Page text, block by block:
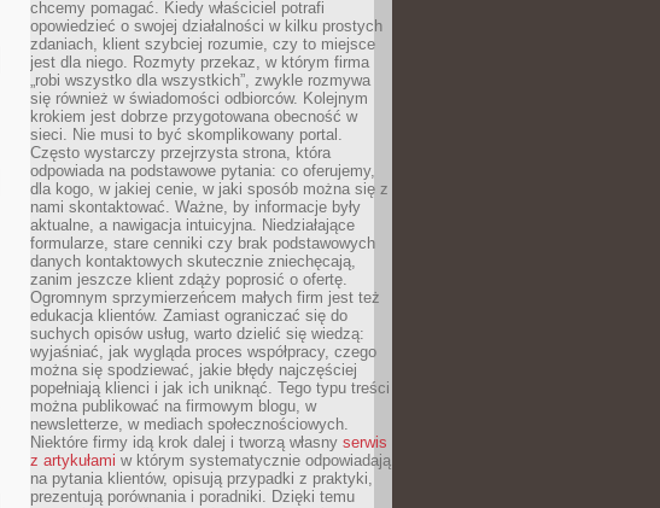
chcemy pomagać. Kiedy właściciel potrafi
opowiedzieć o swojej działalności w kilku prostych
zdaniach, klient szybciej rozumie, czy to miejsce
jest dla niego. Rozmyty przekaz, w którym firma
„robi wszystko dla wszystkich”, zwykle rozmywa
się również w świadomości odbiorców. Kolejnym
krokiem jest dobrze przygotowana obecność w
sieci. Nie musi to być skomplikowany portal.
Często wystarczy przejrzysta strona, która
odpowiada na podstawowe pytania: co oferujemy,
dla kogo, w jakiej cenie, w jaki sposób można się z
nami skontaktować. Ważne, by informacje były
aktualne, a nawigacja intuicyjna. Niedziałające
formularze, stare cenniki czy brak podstawowych
danych kontaktowych skutecznie zniechęcają,
zanim jeszcze klient zdąży poprosić o ofertę.
Ogromnym sprzymierzeńcem małych firm jest też
edukacja klientów. Zamiast ograniczać się do
suchych opisów usług, warto dzielić się wiedzą:
wyjaśniać, jak wygląda proces współpracy, czego
można się spodziewać, jakie błędy najczęściej
popełniają klienci i jak ich uniknąć. Tego typu treści
można publikować na firmowym blogu, w
newsletterze, w mediach społecznościowych.
Niektóre firmy idą krok dalej i tworzą własny serwis
z artykułami w którym systematycznie odpowiadają
na pytania klientów, opisują przypadki z praktyki,
prezentują porównania i poradniki. Dzięki temu